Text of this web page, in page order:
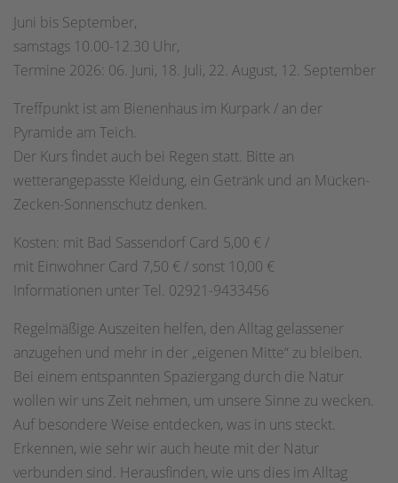
Juni bis September,
samstags 10.00-12.30 Uhr,
Termine 2026: 06. Juni, 18. Juli, 22. August, 12. September
Treffpunkt ist am Bienenhaus im Kurpark / an der
Pyramide am Teich.
Der Kurs findet auch bei Regen statt. Bitte an
wetterangepasste Kleidung, ein Getränk und an Mücken-
Zecken-Sonnenschutz denken.
Kosten: mit Bad Sassendorf Card 5,00 € /
mit Einwohner Card 7,50 € / sonst 10,00 €
Informationen unter Tel. 02921-9433456
Regelmäßige Auszeiten helfen, den Alltag gelassener
anzugehen und mehr in der „eigenen Mitte“ zu bleiben.
Bei einem entspannten Spaziergang durch die Natur
wollen wir uns Zeit nehmen, um unsere Sinne zu wecken.
Auf besondere Weise entdecken, was in uns steckt.
Erkennen, wie sehr wir auch heute mit der Natur
verbunden sind. Herausfinden, wie uns dies im Alltag